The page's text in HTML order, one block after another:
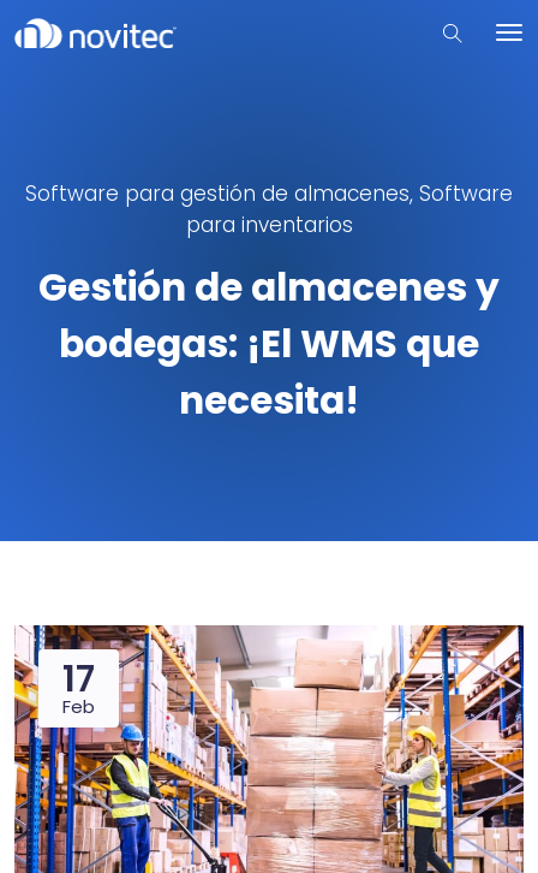
Software para gestión de almacenes, Software
para inventarios
Gestión de almacenes y
bodegas: ¡El WMS que
necesita!
17
Feb